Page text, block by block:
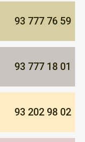
93 777 76 59
93 777 18 01
93 202 98 02